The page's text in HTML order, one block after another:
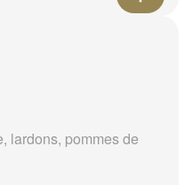
lardons, pommes de